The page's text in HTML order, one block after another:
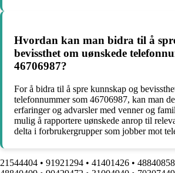
Hvordan kan man bidra til å
bevissthet om uønskede
46706987?
For å bidra til å spre kunnskap og
telefonnummer som 46706987, kan man
erfaringer og advarsler med venner og
mulig å rapportere uønskede anrop til
delta i forbrukergrupper som jobber mot
21544404 • 91921294 • 41401426 • 48840858